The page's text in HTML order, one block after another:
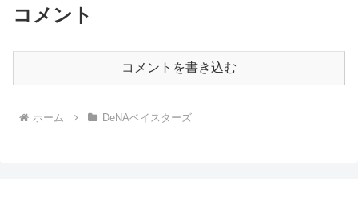
コメント
コメントを書き込む
ホーム DeNAベイスターズ